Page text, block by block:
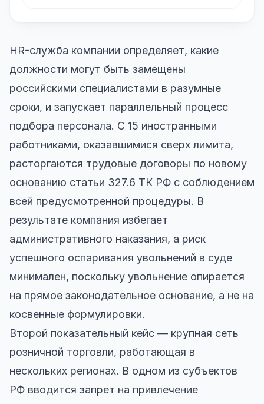
HR-служба компании определяет, какие
должности могут быть замещены
российскими специалистами в разумные
сроки, и запускает параллельный процесс
подбора персонала. С 15 иностранными
работниками, оказавшимися сверх лимита,
расторгаются трудовые договоры по новому
основанию статьи 327.6 ТК РФ с соблюдением
всей предусмотренной процедуры. В
результате компания избегает
административного наказания, а риск
успешного оспаривания увольнений в суде
минимален, поскольку увольнение опирается
на прямое законодательное основание, а не на
косвенные формулировки.
Второй показательный кейс — крупная сеть
розничной торговли, работающая в
нескольких регионах. В одном из субъектов
РФ вводится запрет на привлечение